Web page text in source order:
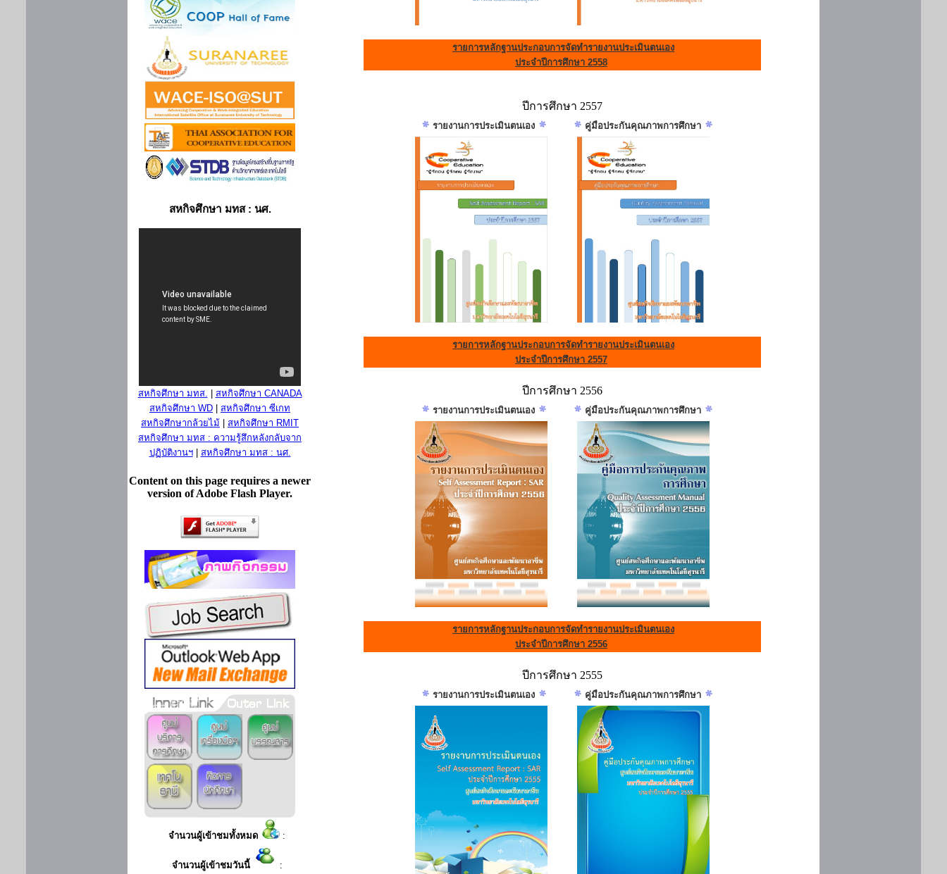
สหกิจศึกษา มทส : นศ.
สหกิจศึกษา มทส.
สหกิจศึกษา CANADA
สหกิจศึกษา WD
สหกิจศึกษา ซีเกท
สหกิจศึกษากล้วยไม้
สหกิจศึกษา RMIT
สหกิจศึกษา มทส : ความรู้สึกหลังกลับจาก
ปฏิบัติงานฯ| สหกิจศึกษา มทส : นศ.
Content on this page requires a newer
version of Adobe Flash Player.
จำนวนผู้เข้าชมทั้งหมด :
จำนวนผู้เข้าชมวันนี้ :
รายการหลักฐานประกอบการจัดทำรายงานประเมินตนเอง
ประจำปีการศึกษา 2558
ปีการศึกษา 2557
รายงานการประเมินตนเอง คู่มือประกันคุณภาพการศึกษา
รายการหลักฐานประกอบการจัดทำรายงานประเมินตนเอง
ประจำปีการศึกษา 2557
ปีการศึกษา 2556
รายงานการประเมินตนเอง คู่มือประกันคุณภาพการศึกษา
รายการหลักฐานประกอบการจัดทำรายงานประเมินตนเอง
ประจำปีการศึกษา 2556
ปีการศึกษา 2555
รายงานการประเมินตนเอง คู่มือประกันคุณภาพการศึกษา